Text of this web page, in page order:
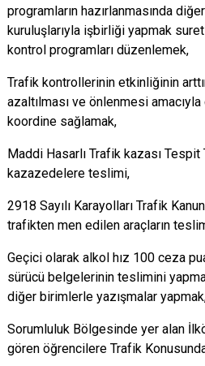
programların hazırlanmasında
kuruluşlarıyla işbirliği yapmak
kontrol programları düzenlemek,
Trafik kontrollerinin etkinliğinin
azaltılması ve önlenmesi
koordine sağlamak,
Maddi Hasarlı Trafik kazası Tespit
kazazedelere teslimi,
2918 Sayılı Karayolları Trafik
trafikten men edilen araçların
Geçici olarak alkol hız 100 ceza
sürücü belgelerinin teslimini
diğer birimlerle yazışmalar
Sorumluluk Bölgesinde yer alan
gören öğrencilere Trafik